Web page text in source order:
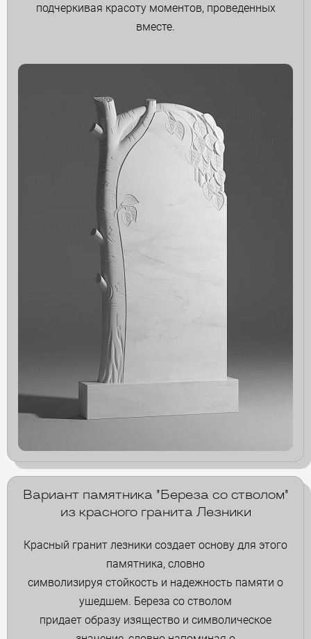
подчеркивая красоту моментов, проведенных
вместе.
Вариант памятника "Береза со стволом"
из красного гранита Лезники
Красный гранит лезники создает основу для этого
памятника, словно
символизируя стойкость и надежность памяти о
ушедшем. Береза со стволом
придает образу изящество и символическое